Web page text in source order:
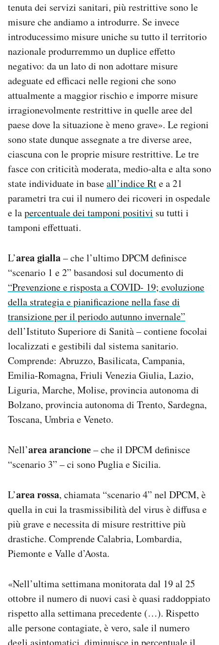
tenuta dei servizi sanitari, più restrittive sono le
misure che andiamo a introdurre. Se invece
introducessimo misure uniche su tutto il territorio
nazionale produrremmo un duplice effetto
negativo: da un lato di non adottare misure
adeguate ed efficaci nelle regioni che sono
attualmente a maggior rischio e imporre misure
irragionevolmente restrittive in quelle aree del
paese dove la situazione è meno grave». Le regioni
sono state dunque assegnate a tre diverse aree,
ciascuna con le proprie misure restrittive. Le tre
fasce con criticità moderata, medio-alta e alta sono
state individuate in baseall’indice Rte a 21
parametri tra cui il numero dei ricoveri in ospedale
e lapercentuale dei tamponi positivi su tutti i
tamponi effettuati.
L’area gialla– che l’ultimo DPCM definisce
“scenario 1 e 2” basandosi sul documento di
“Prevenzione e risposta a COVID- 19; evoluzione
della strategia e pianificazione nella fase di
transizione per il periodo autunno invernale”
dell’Istituto Superiore di Sanità – contiene focolai
localizzati e gestibili dal sistema sanitario.
Comprende: Abruzzo, Basilicata, Campania,
Emilia-Romagna, Friuli Venezia Giulia, Lazio,
Liguria, Marche, Molise, provincia autonoma di
Bolzano, provincia autonoma di Trento, Sardegna,
Toscana, Umbria e Veneto.
Nell’area arancione– che il DPCM definisce
“scenario 3” – ci sono Puglia e Sicilia.
L’area rossa, chiamata “scenario 4” nel DPCM, è
quella in cui la trasmissibilità del virus è diffusa e
più grave e necessita di misure restrittive più
drastiche. Comprende Calabria, Lombardia,
Piemonte e Valle d’Aosta.
«Nell’ultima settimana monitorata dal 19 al 25
ottobre il numero di nuovi casi è quasi raddoppiato
rispetto alla settimana precedente (…). Rispetto
alle persone contagiate, è vero, sale il numero